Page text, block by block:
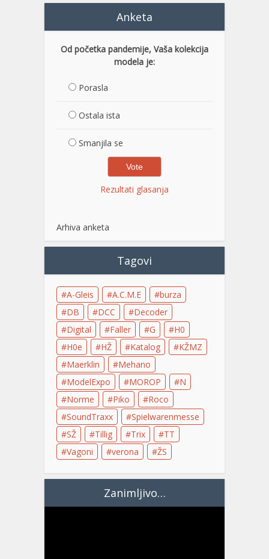
Anketa
Od početka pandemije, Vaša kolekcija
modela je:
Porasla
Ostala ista
Smanjila se
Rezultati glasanja
Arhiva anketa
Tagovi
A-Gleis A.C.M.E
burza
DB
DCC
Decoder
Digital
Faller G
H0
H0e
HŽ Katalog
KŽMZ
Maerklin
Mehano
ModelExpo
MOROP
N
Norme
Piko
Roco
SoundTraxx
Spielwarenmesse
SŽ
Tillig Trix
TT
Vagoni
verona ŽS
Zanimljivo…